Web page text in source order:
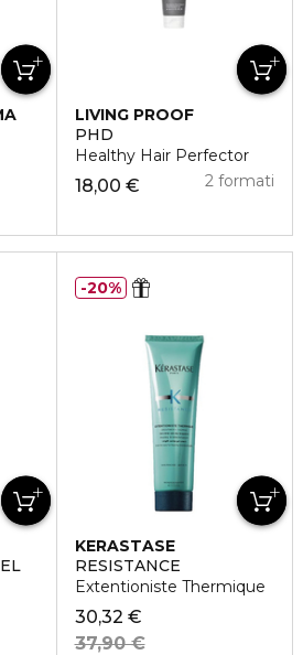
LIVING PROOF
PHD
Healthy Hair Perfector
18,00 € 2 formati
KERASTASE
RESISTANCE
Extentioniste Thermique
30,32 €
37,90 €
20%